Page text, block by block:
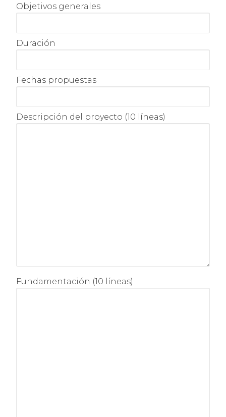
Objetivos generales
Duración
Fechas propuestas
Descripción del proyecto (10 líneas)
Fundamentación (10 líneas)